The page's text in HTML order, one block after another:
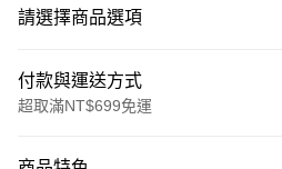
請選擇商品選項
付款與運送方式
超取滿NT$699免運